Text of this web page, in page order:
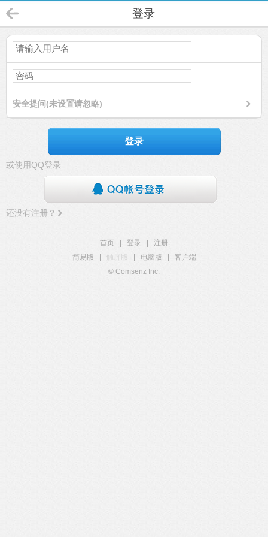
登录
安全提问(未设置请忽略)
登录
或使用QQ登录
还没有注册？
首页 登录
注册
简易版
触屏版 电脑版
客户端
© Comsenz Inc.